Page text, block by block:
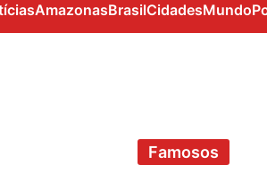
AmazonasBrasilCidadesMundo
Famosos